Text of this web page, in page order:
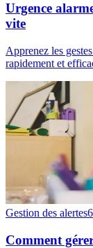
Urgence
vite
Apprenez les
rapidement et
Gestion des alertes6
Comment